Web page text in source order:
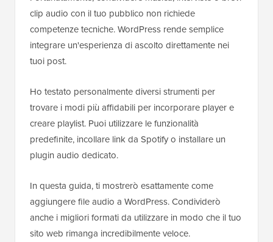
clip audio con il tuo pubblico non richiede
competenze tecniche. WordPress rende semplice
integrare un'esperienza di ascolto direttamente nei
tuoi post.
Ho testato personalmente diversi strumenti per
trovare i modi più affidabili per incorporare player e
creare playlist. Puoi utilizzare le funzionalità
predefinite, incollare link da Spotify o installare un
plugin audio dedicato.
In questa guida, ti mostrerò esattamente come
aggiungere file audio a WordPress. Condividerò
anche i migliori formati da utilizzare in modo che il tuo
sito web rimanga incredibilmente veloce.